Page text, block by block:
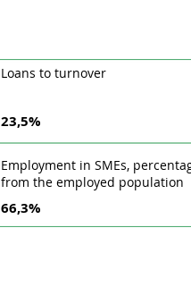
23,5%
Loans to turnover
Employment in SMEs,
from the employed population
66,3%